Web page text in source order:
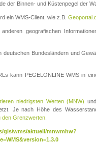
der Binnen- und Küstenpegel der
ein WMS-Client, wie z.B.
geografischen
deutschen Bundesländern und
kann PEGELONLINE WMS in
niedrigsten Werten (MNW)
Je nach Höhe des
den Grenzwerten
gis/wms/aktuell/mnwmhw?